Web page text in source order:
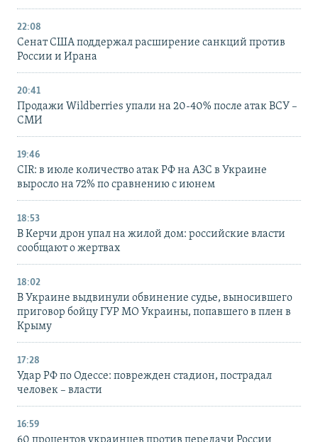
22:08
Сенат США поддержал расширение санкций против
России и Ирана
20:41
Продажи Wildberries упали на 20-40% после атак ВСУ –
СМИ
19:46
CIR: в июле количество атак РФ на АЗС в Украине
выросло на 72% по сравнению с июнем
18:53
В Керчи дрон упал на жилой дом: российские власти
сообщают о жертвах
18:02
В Украине выдвинули обвинение судье, выносившего
приговор бойцу ГУР МО Украины, попавшего в плен в
Крыму
17:28
Удар РФ по Одессе: поврежден стадион, пострадал
человек – власти
16:59
60 процентов украинцев против передачи России